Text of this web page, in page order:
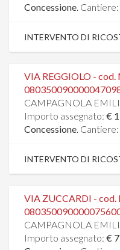
Concessione. Cantiere:
INTERVENTO DI
VIA REGGIOLO - cod.
CAMPAGNOLA
Importo assegnato: €
Concessione. Cantiere:
INTERVENTO DI
VIA ZUCCARDI - cod.
CAMPAGNOLA
Importo assegnato: €